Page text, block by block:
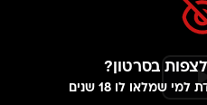
בסרטון?
שמלאו לו 18 שנים